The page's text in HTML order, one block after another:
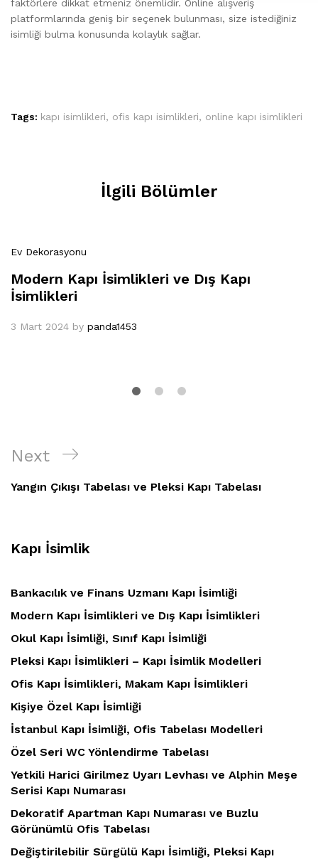
faktörlere dikkat etmeniz önemlidir. Online alışveriş
platformlarında geniş bir seçenek bulunması, size istediğiniz
isimliği bulma konusunda kolaylık sağlar.
Tags: kapı isimlikleri, ofis kapı isimlikleri, online kapı isimlikleri
İlgili Bölümler
Ev Dekorasyonu
Modern Kapı İsimlikleri ve Dış Kapı
İsimlikleri
3 Mart 2024 by panda1453
Yazı
gezinmesi
Next
Post
Next
Yangın Çıkışı Tabelası ve Pleksi Kapı Tabelası
Kapı İsimlik
Bankacılık ve Finans Uzmanı Kapı İsimliği
Modern Kapı İsimlikleri ve Dış Kapı İsimlikleri
Okul Kapı İsimliği, Sınıf Kapı İsimliği
Pleksi Kapı İsimlikleri – Kapı İsimlik Modelleri
Ofis Kapı İsimlikleri, Makam Kapı İsimlikleri
Kişiye Özel Kapı İsimliği
İstanbul Kapı İsimliği, Ofis Tabelası Modelleri
Özel Seri WC Yönlendirme Tabelası
Yetkili Harici Girilmez Uyarı Levhası ve Alphin Meşe
Serisi Kapı Numarası
Dekoratif Apartman Kapı Numarası ve Buzlu
Görünümlü Ofis Tabelası
Değiştirilebilir Sürgülü Kapı İsimliği, Pleksi Kapı